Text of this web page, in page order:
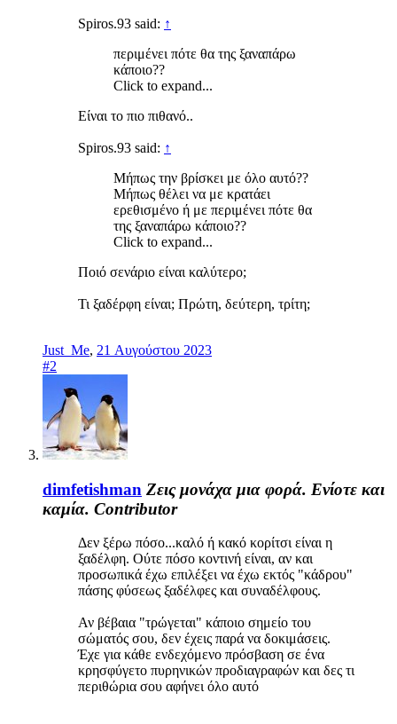
Spiros.93 said: ↑
περιμένει πότε θα της ξαναπάρω
κάποιο??
Click to expand...
Είναι το πιο πιθανό..
Spiros.93 said: ↑
Μήπως την βρίσκει με όλο αυτό??
Μήπως θέλει να με κρατάει
ερεθισμένο ή με περιμένει πότε θα
της ξαναπάρω κάποιο??
Click to expand...
Ποιό σενάριο είναι καλύτερο;
Τι ξαδέρφη είναι; Πρώτη, δεύτερη, τρίτη;
Just_Me, 21 Αυγούστου 2023
#2
dimfetishman Ζεις μονάχα μια φορά. Ενίοτε και
καμία. Contributor
Δεν ξέρω πόσο...καλό ή κακό κορίτσι είναι η
ξαδέλφη. Ούτε πόσο κοντινή είναι, αν και
προσωπικά έχω επιλέξει να έχω εκτός "κάδρου"
πάσης φύσεως ξαδέλφες και συναδέλφους.
Αν βέβαια "τρώγεται" κάποιο σημείο του
σώματός σου, δεν έχεις παρά να δοκιμάσεις.
Έχε για κάθε ενδεχόμενο πρόσβαση σε ένα
κρησφύγετο πυρηνικών προδιαγραφών και δες τι
περιθώρια σου αφήνει όλο αυτό